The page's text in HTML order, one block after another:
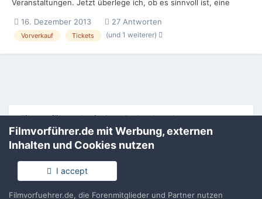
Veranstaltungen. Jetzt überlege ich, ob es sinnvoll ist, eine
Verfügung zu stellen. Ich kenne "nur" die "normalen" Ticket-
Systeme größerer Kinos und in meinem Lieblingskino di...
16. Dezember 2013 27 Antworten
Vorverkauf Tickets (und 1 weiterer)
Filmvorführer.de via Google durchsuchen:
Sprache
Impressum / Datenschutzerklärung
Nutzungsbedingungen
Filmvorführer.de mit Werbung, externen
Inhalten und Cookies nutzen
I accept
Filmvorfuehrer.de, die Forenmitglieder und Partner nutzen